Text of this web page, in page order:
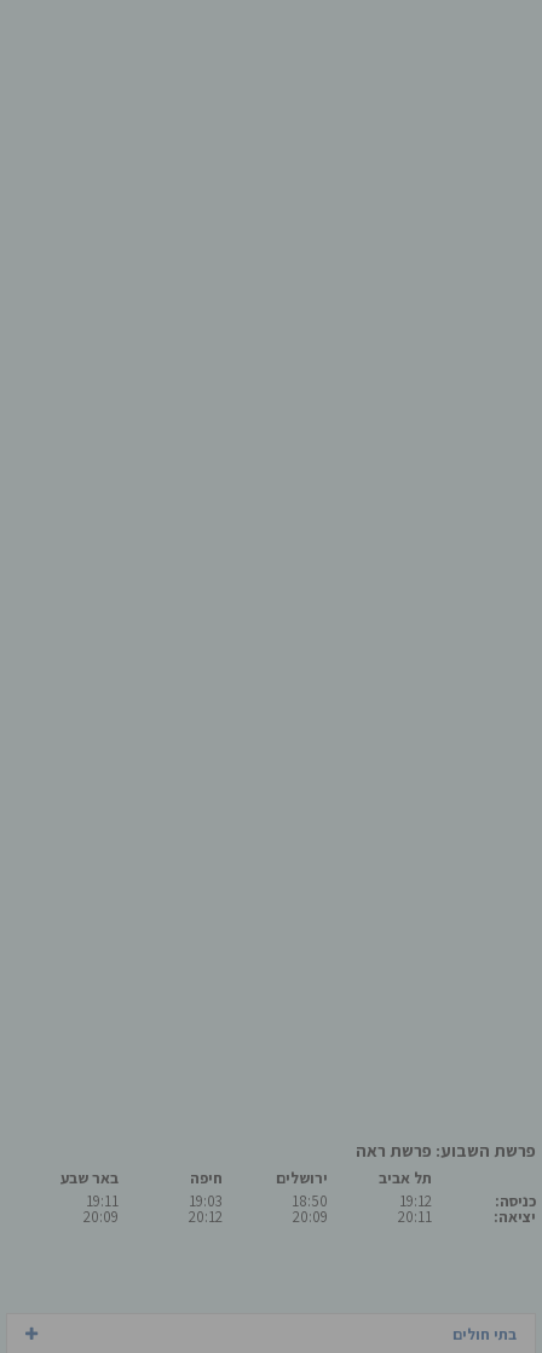
פרשת השבוע: פרשת ראה
כניסה:
יציאה:
תל אביב
19:12
20:11
ירושלים
18:50
20:09
חיפה
19:03
20:12
באר שבע
19:11
20:09
בתי חולים